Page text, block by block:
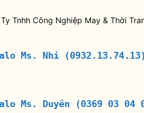
Tnhh Công Nghiệp May & Thời
Ms. Nhi
Ms. Duyên (0369 03 04